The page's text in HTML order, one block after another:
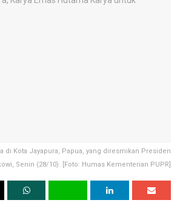
di Kota Jayapura, Papua, yang diresmikan Presiden
Senin (28/10). [Foto: Humas Kementerian PUPR]